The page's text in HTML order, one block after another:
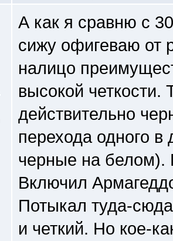
А как я сравню с
сижу офигеваю от
налицо
высокой
действительно
перехода одного
черные на белом).
Включил
Потыкал туда-
и четкий. Но кое-